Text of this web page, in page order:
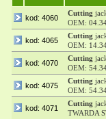
kod: 4060
Cutting
OEM:
kod: 4065
Cutting
OEM:
kod: 4070
Cutting
OEM:
kod: 4075
Cutting
OEM:
kod: 4071
Cutting
TWARDA